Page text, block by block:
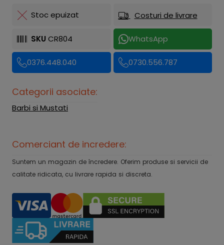
Stoc epuizat Costuri de livrare
SKU CR804 WhatsApp
0376.448.040 0730.556.787
Categorii asociate:
Barbi si Mustati
Comerciant de incredere:
Suntem un magazin de încredere. Oferim produse si servicii de
calitate ridicata, cu livrare rapida si discreta.